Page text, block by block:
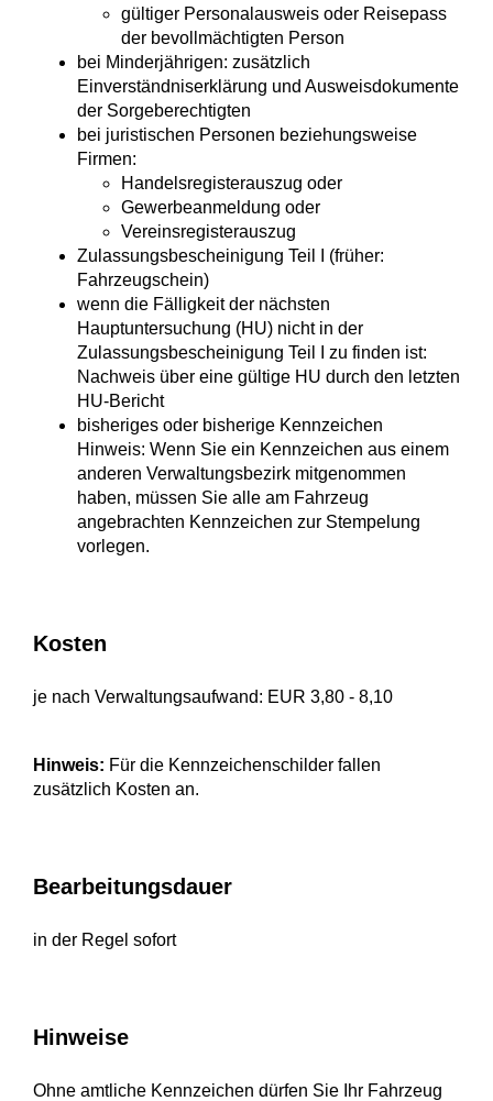
gültiger Personalausweis oder Reisepass
der bevollmächtigten Person
bei Minderjährigen: zusätzlich
Einverständniserklärung und Ausweisdokumente
der Sorgeberechtigten
bei juristischen Personen beziehungsweise
Firmen:
Handelsregisterauszug oder
Gewerbeanmeldung oder
Vereinsregisterauszug
Zulassungsbescheinigung Teil I (früher:
Fahrzeugschein)
wenn die Fälligkeit der nächsten
Hauptuntersuchung (HU) nicht in der
Zulassungsbescheinigung Teil I zu finden ist:
Nachweis über eine gültige HU durch den letzten
HU-Bericht
bisheriges oder bisherige Kennzeichen
Hinweis: Wenn Sie ein Kennzeichen aus einem
anderen Verwaltungsbezirk mitgenommen
haben, müssen Sie alle am Fahrzeug
angebrachten Kennzeichen zur Stempelung
vorlegen.
Kosten
je nach Verwaltungsaufwand: EUR 3,80 - 8,10
Hinweis: Für die Kennzeichenschilder fallen
zusätzlich Kosten an.
Bearbeitungsdauer
in der Regel sofort
Hinweise
Ohne amtliche Kennzeichen dürfen Sie Ihr Fahrzeug